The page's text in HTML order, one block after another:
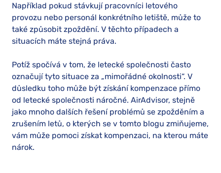
Například pokud stávkují pracovníci letového
provozu nebo personál konkrétního letiště, může to
také způsobit zpoždění. V těchto případech a
situacích máte stejná práva.
Potíž spočívá v tom, že letecké společnosti často
označují tyto situace za „mimořádné okolnosti“. V
důsledku toho může být získání kompenzace přímo
od letecké společnosti náročné. AirAdvisor, stejně
jako mnoho dalších řešení problémů se zpožděním a
zrušením letů, o kterých se v tomto blogu zmiňujeme,
vám může pomoci získat kompenzaci, na kterou máte
nárok.